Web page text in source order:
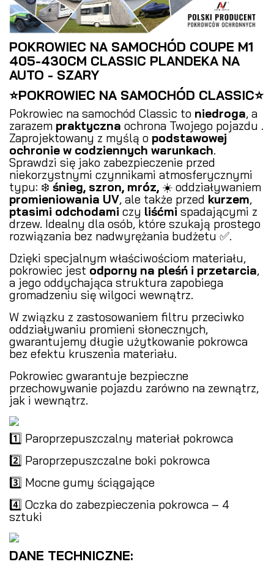
POKROWIEC NA SAMOCHÓD COUPE M1
405-430CM CLASSIC PLANDEKA NA
AUTO - SZARY
⭐POKROWIEC NA SAMOCHÓD CLASSIC⭐
Pokrowiec na samochód Classic to niedroga, a
zarazem praktyczna ochrona Twojego pojazdu .
Zaprojektowany z myślą o podstawowej
ochronie w codziennych warunkach.
Sprawdzi się jako zabezpieczenie przed
niekorzystnymi czynnikami atmosferycznymi
typu: ❄️ śnieg, szron, mróz, ☀️ oddziaływaniem
promieniowania UV, ale także przed kurzem,
ptasimi odchodami czy liśćmi spadającymi z
drzew. Idealny dla osób, które szukają prostego
rozwiązania bez nadwyrężania budżetu ✅.
Dzięki specjalnym właściwościom materiału,
pokrowiec jest odporny na pleśń i przetarcia,
a jego oddychająca struktura zapobiega
gromadzeniu się wilgoci wewnątrz.
W związku z zastosowaniem filtru przeciwko
oddziaływaniu promieni słonecznych,
gwarantujemy długie użytkowanie pokrowca
bez efektu kruszenia materiału.
Pokrowiec gwarantuje bezpieczne
przechowywanie pojazdu zarówno na zewnątrz,
jak i wewnątrz.
1️⃣ Paroprzepuszczalny materiał pokrowca
2️⃣ Paroprzepuszczalne boki pokrowca
3️⃣ Mocne gumy ściągające
4️⃣ Oczka do zabezpieczenia pokrowca – 4
sztuki
DANE TECHNICZNE: